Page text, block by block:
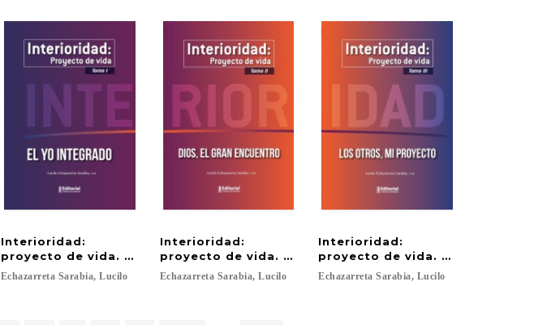
Interioridad:
proyecto de vida. Tomo I
Echazarreta Sarabia, Lucilo
Interioridad:
proyecto de vida. Tomo II
Echazarreta Sarabia, Lucilo
Interioridad:
proyecto de vida. Tomo III
Echazarreta Sarabia, Lucilo